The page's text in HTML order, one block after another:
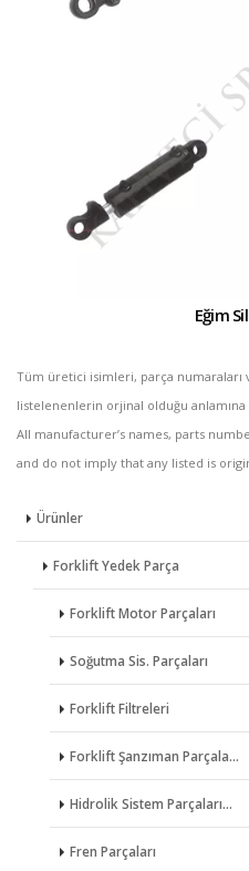
Eğim
Tüm üretici isimleri, parça
listelenenlerin orjinal olduğu anlamına
All manufacturer’s names, parts
and do not imply that any listed is
Ürünler
Forklift Yedek Parça
Forklift Motor Parçaları
Dişliler
Eksantrik Miller
Eksantrik Mil Yatakları
Enjeksiyon Pompaları
Enjektörler
Soğutma Sis. Parçaları
Devirdaimler
Pervaneler
Radyatörler
Termostatlar
Forklift Filtreleri
Filtre Pompaları & Sensör…
Hava Filtreleri
Hava Filtre Muhafazalar
Forklift Şanzıman Parçala…
Bronz Disk & Çelik Pleyt
Dişliler & Pinyon Dişlile…
Hidrolik Sistem Parçaları…
Direksiyon Kutuları
Fren Parçaları